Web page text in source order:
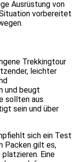
Ausrüstung von
vorbereitet
Trekkingtour
leichter
und beugt
sollten aus
sein und über
sich ein Test
Packen gilt es,
Eine